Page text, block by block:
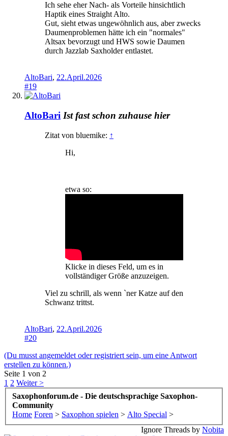
Ich sehe eher Nach- als Vorteile hinsichtlich
Haptik eines Straight Alto.
Gut, sieht etwas ungewöhnlich aus, aber zwecks
Daumenproblemen hätte ich ein "normales"
Altsax bevorzugt und HWS sowie Daumen
durch Jazzlab Saxholder entlastet.
AltoBari, 22.April.2026
#19
AltoBari Ist fast schon zuhause hier
Zitat von bluemike: ↑
Hi,
etwa so:
Klicke in dieses Feld, um es in
vollständiger Größe anzuzeigen.
Viel zu schrill, als wenn `ner Katze auf den
Schwanz trittst.
AltoBari, 22.April.2026
#20
(Du musst angemeldet oder registriert sein, um eine Antwort
erstellen zu können.)
Seite 1 von 2
1 2 Weiter >
Saxophonforum.de - Die deutschsprachige Saxophon-
Community
Home Foren > Saxophon spielen > Alto Special >
Ignore Threads by Nobita